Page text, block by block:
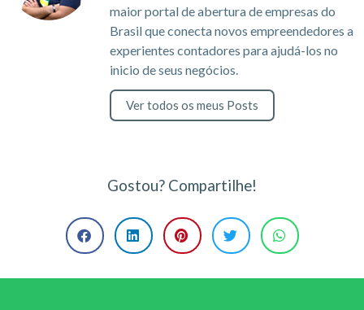
maior portal de abertura de empresas do
Brasil que conecta novos empreendedores a
experientes contadores para ajudá-los no
inicio de seus negócios.
Ver todos os meus Posts
Gostou? Compartilhe!